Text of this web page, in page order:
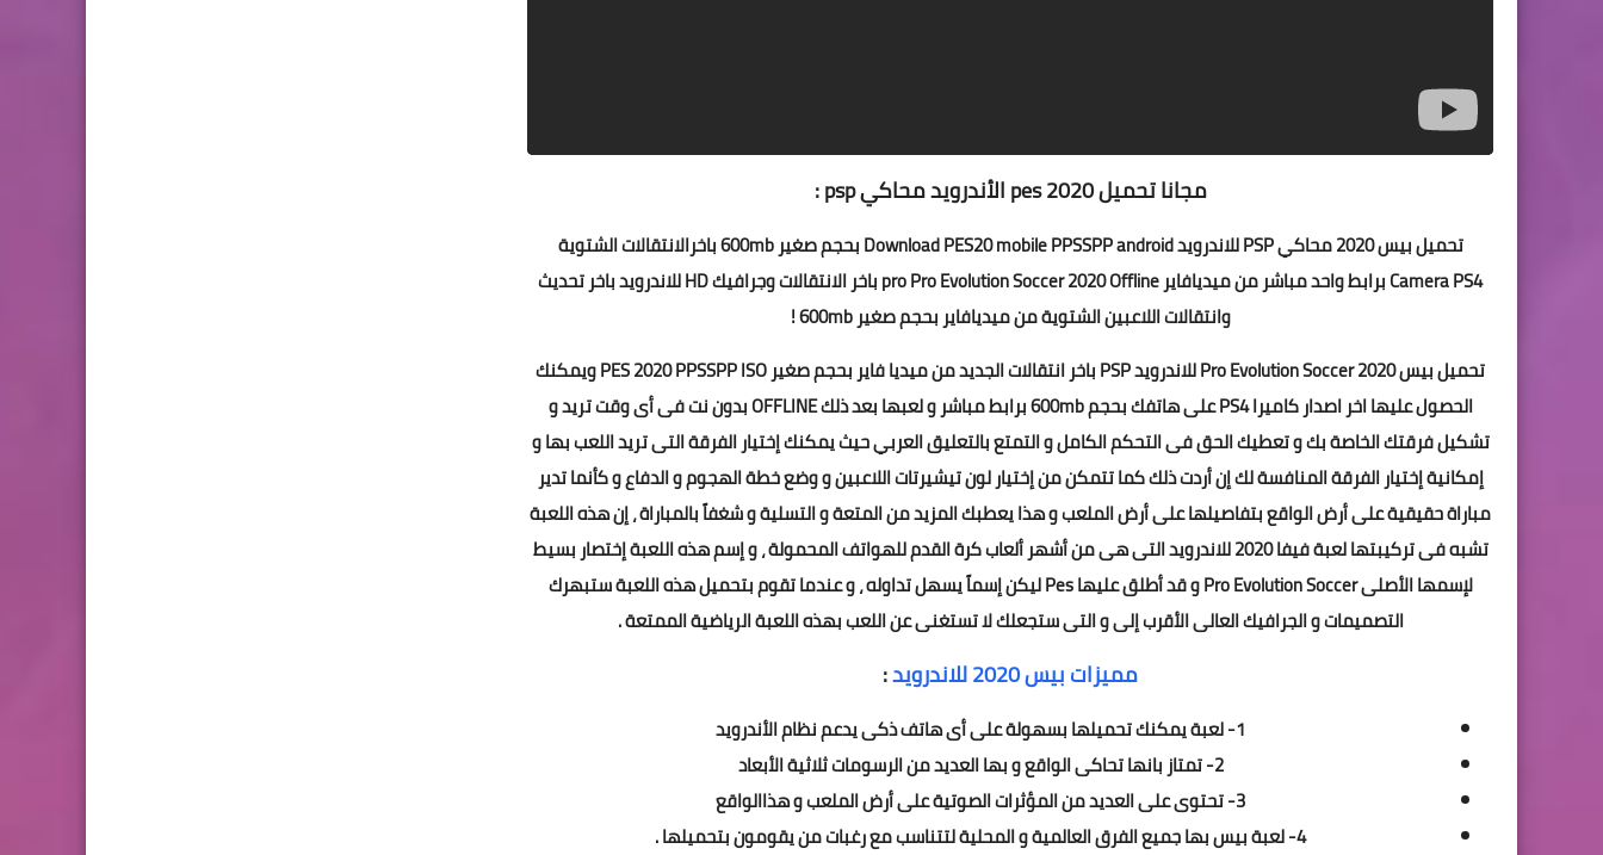
مجانا تحميل pes 2020 الأندرويد محاكي psp :
تحميل بيس 2020 محاكي PSP للاندرويد Download PES20 mobile PPSSPP android بحجم صغير 600mb باخرالانتقالات الشتوية
Camera PS4 برابط واحد مباشر من ميديافاير pro Pro Evolution Soccer 2020 Offline باخر الانتقالات وجرافيك HD للاندرويد باخر تحديث
وانتقالات اللاعبين الشتوية من ميديافاير بحجم صغير 600mb !
تحميل بيس Pro Evolution Soccer 2020 للاندرويد PSP باخر انتقالات الجديد من ميديا فاير بحجم صغير PES 2020 PPSSPP ISO ويمكنك
الحصول عليها اخر اصدار كاميرا PS4 على هاتفك بحجم 600mb برابط مباشر و لعبها بعد ذلك OFFLINE بدون نت فى أى وقت تريد و
تشكيل فرقتك الخاصة بك و تعطيك الحق فى التحكم الكامل و التمتع بالتعليق العربي حيث يمكنك إختيار الفرقة التى تريد اللعب بها و
إمكانية إختيار الفرقة المنافسة لك إن أردت ذلك كما تتمكن من إختيار لون تيشيرتات اللاعبين و وضع خطة الهجوم و الدفاع و كأنما تدير
مباراة حقيقية على أرض الواقع بتفاصيلها على أرض الملعب و هذا يعطبك المزيد من المتعة و التسلية و شغفاً بالمباراة ، إن هذه اللعبة
تشبه فى تركيبتها لعبة فيفا 2020 للاندرويد التى هى من أشهر ألعاب كرة القدم للهواتف المحمولة ، و إسم هذه اللعبة إختصار بسيط
لإسمها الأصلى Pro Evolution Soccer و قد أطلق عليها Pes ليكن إسماً يسهل تداوله ، و عندما تقوم بتحميل هذه اللعبة ستبهرك
التصميمات و الجرافيك العالى الأقرب إلى و التى ستجعلك لا تستغنى عن اللعب بهذه اللعبة الرياضية الممتعة .
مميزات بيس 2020 للاندرويد :
1- لعبة يمكنك تحميلها بسهولة على أى هاتف ذكى يدعم نظام الأندرويد
2- تمتاز بانها تحاكى الواقع و بها العديد من الرسومات ثلاثية الأبعاد
3- تحتوى على العديد من المؤثرات الصوتية على أرض الملعب و هذاالواقع
4- لعبة بيس بها جميع الفرق العالمية و المحلية لتتناسب مع رغبات من يقومون بتحميلها .